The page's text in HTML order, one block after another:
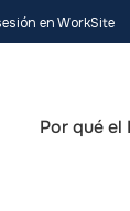
en WorkSite
Por qué el